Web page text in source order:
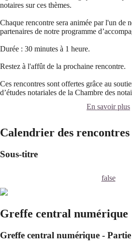
notaires sur ces thèmes.
Chaque rencontre sera animée par l'un de
partenaires de notre programme
Durée : 30 minutes à 1 heure.
Restez à l'affût de la prochaine rencontre.
Ces rencontres sont offertes grâce au
d’études notariales de la Chambre des
En savoir plus
Calendrier des rencontres
Sous-titre
false
Greffe central numérique
Greffe central numérique -